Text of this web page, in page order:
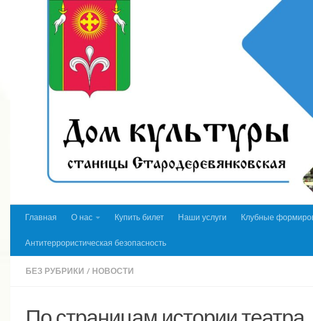
Перейти к содержимому
Главная О нас Купить билет Наши услуги Клубные
Антитеррористическая безопасность
БЕЗ РУБРИКИ / НОВОСТИ